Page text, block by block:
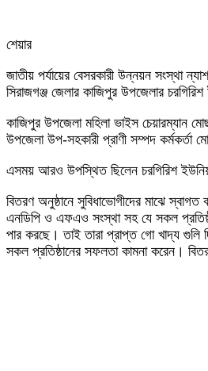
শেয়ার
via
Email
জাতীয় পর্যায়ের বেসরকারী উন্নয়ন সংস্থা
সিরাজগঞ্জ জেলার কাজিপুর উপজেলার
কাজিপুর উপজেলা মহিলা ভাইস চেয়ারম্যান
উপজেলা উপ-সহকারী প্রাণী সম্পদ কর্মকর্তা
এসময় আরও উপস্থিত ছিলেন চরগিরিশ
বিতরণ অনুষ্ঠানে সুবিধাভোগীদের মাঝে
এনডিপি ও এফএও সংস্থা সহ যে সকল
পার করছে। তাই তারা প্রাপ্ত গো খাদ্য গুলি
সকল প্রতিষ্ঠানের সফলতা কামনা করেন।